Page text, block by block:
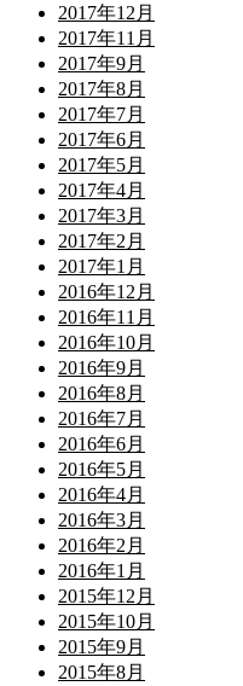
2017年12月
2017年11月
2017年9月
2017年8月
2017年7月
2017年6月
2017年5月
2017年4月
2017年3月
2017年2月
2017年1月
2016年12月
2016年11月
2016年10月
2016年9月
2016年8月
2016年7月
2016年6月
2016年5月
2016年4月
2016年3月
2016年2月
2016年1月
2015年12月
2015年10月
2015年9月
2015年8月